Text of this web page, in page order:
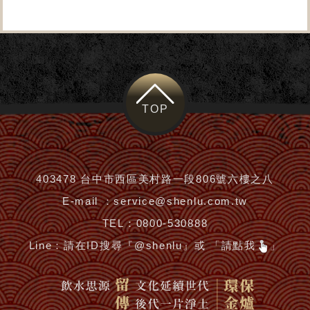
TOP
403478 台中市西區美村路一段806號六樓之八
E-mail ：service@shenlu.com.tw
TEL：0800-530888
Line：請在ID搜尋『@shenlu』或 「請點我 」